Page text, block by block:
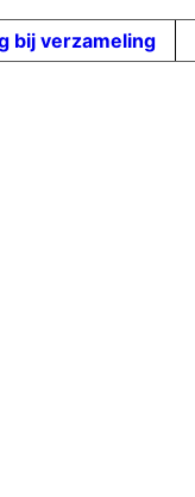
bij verzameling